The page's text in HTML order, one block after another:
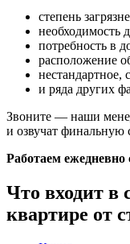
степень
необходимость
потребность в
расположение
нестандартное,
и ряда других
Звоните — наши
и озвучат финальную
Работаем ежедневно
Что входит в
квартире от